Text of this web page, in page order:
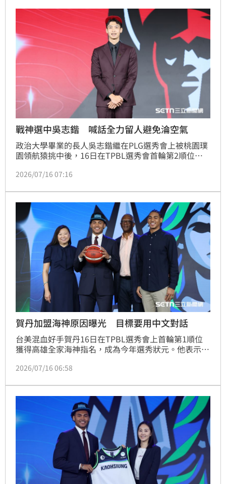
戰神選中吳志鍇 喊話全力留人避免淪空氣
政治大學畢業的長人吳志鍇繼在PLG選秀會上被桃園璞
園領航猿挑中後，16日在TPBL選秀會首輪第2順位又
後做出最後決定，但戰神對於不選到「空氣」很有信
2026/07/16 07:16
賀丹加盟海神原因曝光 目標要用中文對話
台美混血好手賀丹16日在TPBL選秀會上首輪第1順位
獲得高雄全家海神指名，成為今年選秀狀元。他表示自
的冠軍賽，氛圍精彩興奮，讓他甚至想要直接上場比
2026/07/16 06:58